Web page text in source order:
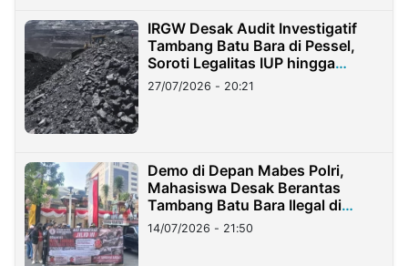
IRGW Desak Audit Investigatif
Tambang Batu Bara di Pessel,
Soroti Legalitas IUP hingga
Stockpile
27/07/2026 - 20:21
Demo di Depan Mabes Polri,
Mahasiswa Desak Berantas
Tambang Batu Bara Ilegal di
Lampung
14/07/2026 - 21:50